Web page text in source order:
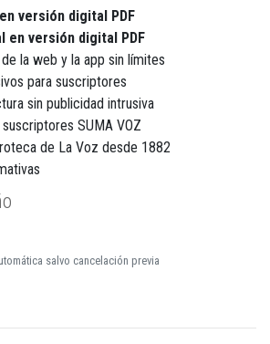
versión digital PDF
en versión digital PDF
la web y la app sin límites
para suscriptores
sin publicidad intrusiva
SUMA VOZ
de La Voz desde 1882
salvo cancelación previa